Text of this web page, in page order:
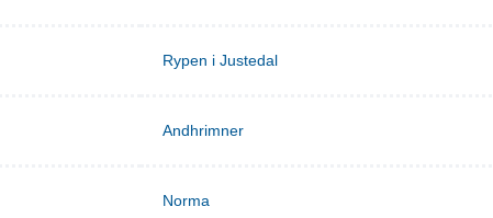
Rypen i Justedal
Andhrimner
Norma